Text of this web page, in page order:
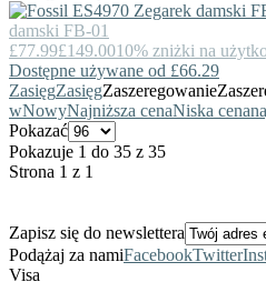
damski FB-01
£77.99£149.0010% zniżki na
Dostępne używane od £66.29
ZasięgZasięgZaszeregowanie
wNowyNajniższa cenaNiska cena
Pokazać
Pokazuje 1 do 35 z 35
Strona 1 z 1
Zapisz się do newslettera
Podążaj za namiFacebookTwitter
Visa